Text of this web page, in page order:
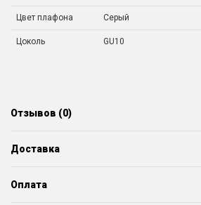
Цвет плафона Серый
Цоколь GU10
Отзывов (0)
Доставка
Оплата